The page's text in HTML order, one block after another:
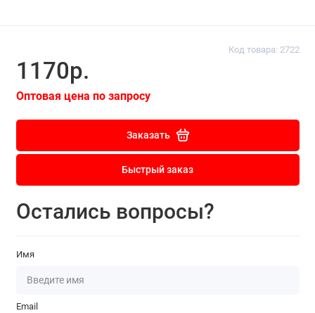
Код товара: 2722
1170р.
Оптовая цена по запросу
Заказать
Быстрый заказ
Остались вопросы?
Имя
Email